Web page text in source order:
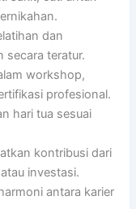
dan
secara teratur.
workshop,
profesional.
hari tua sesuai
kontribusi dari
investasi.
antara karier